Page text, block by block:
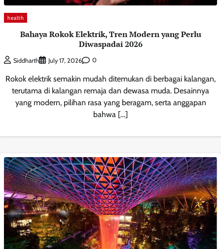
health
Bahaya Rokok Elektrik, Tren Modern yang Perlu
Diwaspadai 2026
Siddharth July 17, 2026 0
Rokok elektrik semakin mudah ditemukan di berbagai kalangan,
terutama di kalangan remaja dan dewasa muda. Desainnya
yang modern, pilihan rasa yang beragam, serta anggapan
bahwa […]